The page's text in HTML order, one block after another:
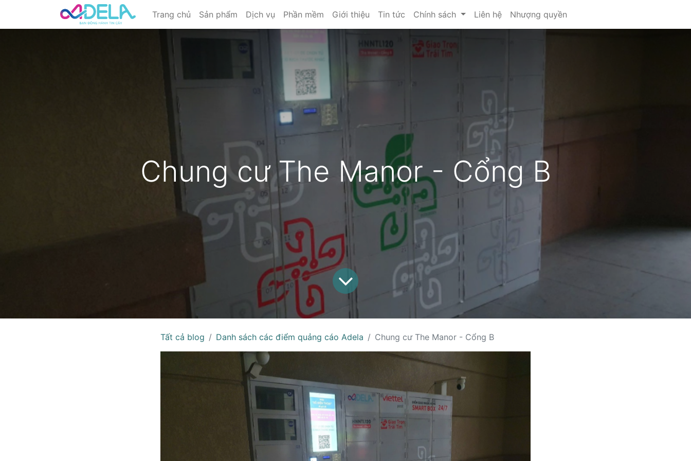
Trang chủ Sản phẩm Dịch vụ Phần mềm Giới thiệu Tin tức Chính sách Liên hệ Nhượng quyền
Chung cư The Manor - Cổng B
Tất cả blog Danh sách các điểm quảng cáo Adela Chung cư The Manor - Cổng B